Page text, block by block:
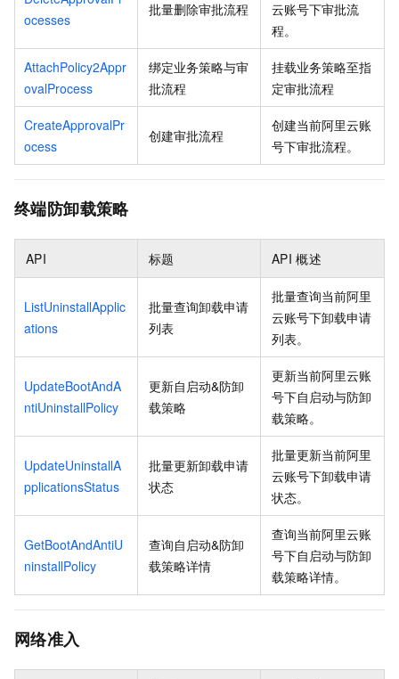
ocesses
批量删除审批流程
云账号下审批流
程。
AttachPolicy2Appr
ovalProcess
绑定业务策略与审
批流程
挂载业务策略至指
定审批流程
CreateApprovalPr
ocess
创建审批流程
创建当前阿里云账
号下审批流程。
终端防卸载策略
API 标题 API 概述
ListUninstallApplic
ations
批量查询卸载申请
列表
批量查询当前阿里
云账号下卸载申请
列表。
UpdateBootAndA
ntiUninstallPolicy
更新自启动&防卸
载策略
更新当前阿里云账
号下自启动与防卸
载策略。
UpdateUninstallA
pplicationsStatus
批量更新卸载申请
状态
批量更新当前阿里
云账号下卸载申请
状态。
GetBootAndAntiU
ninstallPolicy
查询自启动&防卸
载策略详情
查询当前阿里云账
号下自启动与防卸
载策略详情。
网络准入